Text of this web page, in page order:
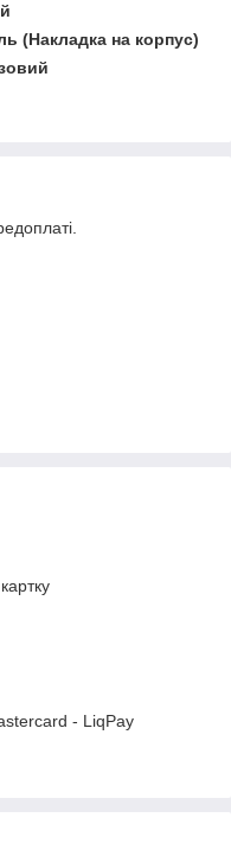
(Накладка на корпус)
- LiqPay